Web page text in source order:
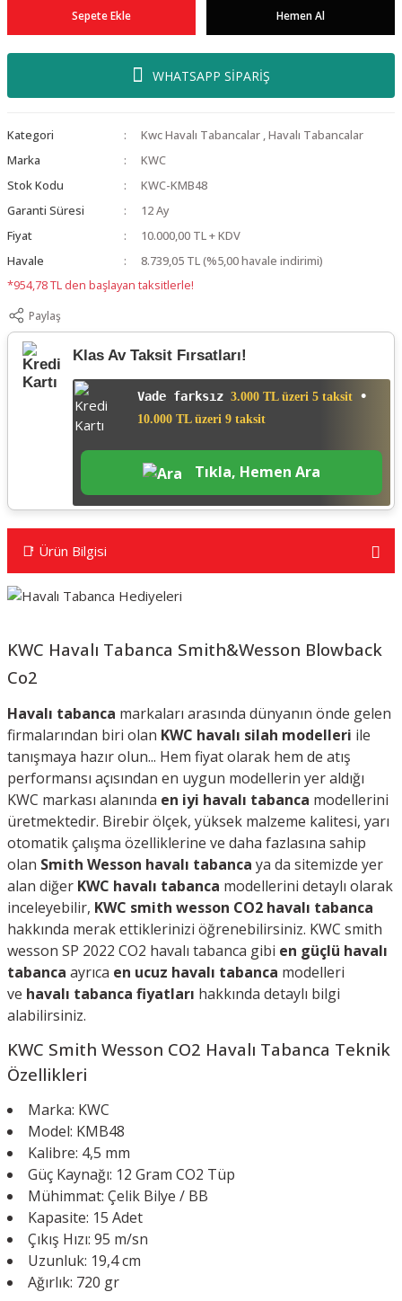
Sepete Ekle Hemen Al
WHATSAPP SİPARİŞ
Kategori Kwc Havalı Tabancalar ,Havalı Tabancalar
Marka
KWC
Stok Kodu
KWC-KMB48
Garanti Süresi
12 Ay
Fiyat
10.000,00 TL + KDV
Havale
8.739,05 TL (%5,00 havale indirimi)
*954,78 TL den başlayan taksitlerle!
Paylaş
Klas Av Taksit Fırsatları!
Vade farksız 3.000 TL üzeri 5 taksit •
10.000 TL üzeri 9 taksit
Tıkla, Hemen Ara
📑 Ürün Bilgisi
KWC Havalı Tabanca Smith&Wesson Blowback
Co2
Havalı tabanca markaları arasında dünyanın önde gelen
firmalarından biri olan KWC havalı silah modelleri ile
tanışmaya hazır olun... Hem fiyat olarak hem de atış
performansı açısından en uygun modellerin yer aldığı
KWC markası alanında en iyi havalı tabanca modellerini
üretmektedir. Birebir ölçek, yüksek malzeme kalitesi, yarı
otomatik çalışma özelliklerine ve daha fazlasına sahip
olan Smith Wesson havalı tabanca ya da sitemizde yer
alan diğer KWC havalı tabanca modellerini detaylı olarak
inceleyebilir, KWC smith wesson CO2 havalı tabanca
hakkında merak ettiklerinizi öğrenebilirsiniz. KWC smith
wesson SP 2022 CO2 havalı tabanca gibi en güçlü havalı
tabanca ayrıca en ucuz havalı tabanca modelleri
ve havalı tabanca fiyatları hakkında detaylı bilgi
alabilirsiniz.
KWC Smith Wesson CO2 Havalı Tabanca Teknik
Özellikleri
Marka: KWC
Model: KMB48
Kalibre: 4,5 mm
Güç Kaynağı: 12 Gram CO2 Tüp
Mühimmat: Çelik Bilye / BB
Kapasite: 15 Adet
Çıkış Hızı: 95 m/sn
Uzunluk: 19,4 cm
Ağırlık: 720 gr